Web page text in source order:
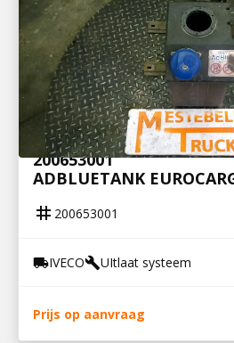
200653001
ADBLUETANK
tag 200653001
local_shippingIVECObuildUItlaat systeem
Prijs op aanvraag